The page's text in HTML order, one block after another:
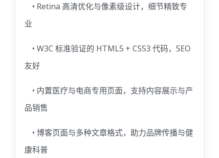
• Retina 高清优化与像素级设计，细节精致专
业
• W3C 标准验证的 HTML5 + CSS3 代码，SEO
友好
• 内置医疗与电商专用页面，支持内容展示与产
品销售
• 博客页面与多种文章格式，助力品牌传播与健
康科普